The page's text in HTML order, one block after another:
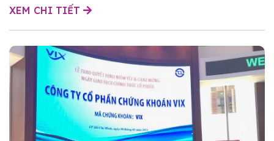
XEM CHI TIẾT